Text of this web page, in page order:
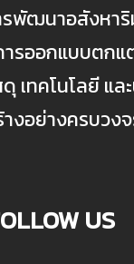
รพัฒนาอสังหา
รออกแบบตก
เทคโนโลยี แ
งอย่างครบวง
US